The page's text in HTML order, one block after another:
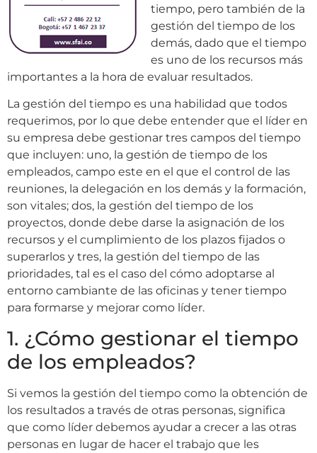
tiempo, pero también de la
gestión del tiempo de los
demás, dado que el tiempo
es uno de los recursos más
importantes a la hora de evaluar resultados.
La gestión del tiempo es una habilidad que todos
requerimos, por lo que debe entender que el líder en
su empresa debe gestionar tres campos del tiempo
que incluyen: uno, la gestión de tiempo de los
empleados, campo este en el que el control de las
reuniones, la delegación en los demás y la formación,
son vitales; dos, la gestión del tiempo de los
proyectos, donde debe darse la asignación de los
recursos y el cumplimiento de los plazos fijados o
superarlos y tres, la gestión del tiempo de las
prioridades, tal es el caso del cómo adoptarse al
entorno cambiante de las oficinas y tener tiempo
para formarse y mejorar como líder.
1. ¿Cómo gestionar el tiempo
de los empleados?
Si vemos la gestión del tiempo como la obtención de
los resultados a través de otras personas, significa
que como líder debemos ayudar a crecer a las otras
personas en lugar de hacer el trabajo que les